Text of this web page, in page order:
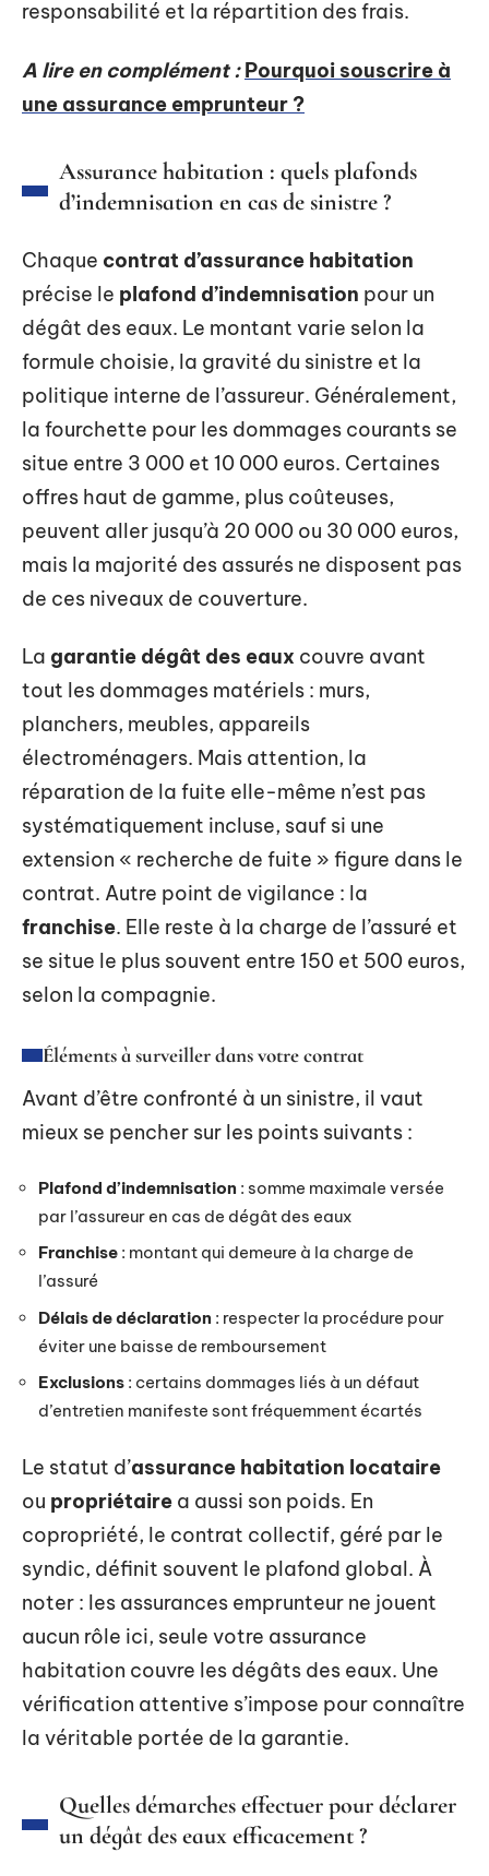
responsabilité et la répartition des frais.
A lire en complément : Pourquoi souscrire à
une assurance emprunteur ?
Assurance habitation : quels plafonds
d’indemnisation en cas de sinistre ?
Chaque contrat d’assurance habitation
précise le plafond d’indemnisation pour un
dégât des eaux. Le montant varie selon la
formule choisie, la gravité du sinistre et la
politique interne de l’assureur. Généralement,
la fourchette pour les dommages courants se
situe entre 3 000 et 10 000 euros. Certaines
offres haut de gamme, plus coûteuses,
peuvent aller jusqu’à 20 000 ou 30 000 euros,
mais la majorité des assurés ne disposent pas
de ces niveaux de couverture.
La garantie dégât des eaux couvre avant
tout les dommages matériels : murs,
planchers, meubles, appareils
électroménagers. Mais attention, la
réparation de la fuite elle-même n’est pas
systématiquement incluse, sauf si une
extension « recherche de fuite » figure dans le
contrat. Autre point de vigilance : la
franchise. Elle reste à la charge de l’assuré et
se situe le plus souvent entre 150 et 500 euros,
selon la compagnie.
Éléments à surveiller dans votre contrat
Avant d’être confronté à un sinistre, il vaut
mieux se pencher sur les points suivants :
Plafond d’indemnisation : somme maximale versée
par l’assureur en cas de dégât des eaux
Franchise : montant qui demeure à la charge de
l’assuré
Délais de déclaration : respecter la procédure pour
éviter une baisse de remboursement
Exclusions : certains dommages liés à un défaut
d’entretien manifeste sont fréquemment écartés
Le statut d’assurance habitation locataire
ou propriétaire a aussi son poids. En
copropriété, le contrat collectif, géré par le
syndic, définit souvent le plafond global. À
noter : les assurances emprunteur ne jouent
aucun rôle ici, seule votre assurance
habitation couvre les dégâts des eaux. Une
vérification attentive s’impose pour connaître
la véritable portée de la garantie.
Quelles démarches effectuer pour déclarer
un dégât des eaux efficacement ?